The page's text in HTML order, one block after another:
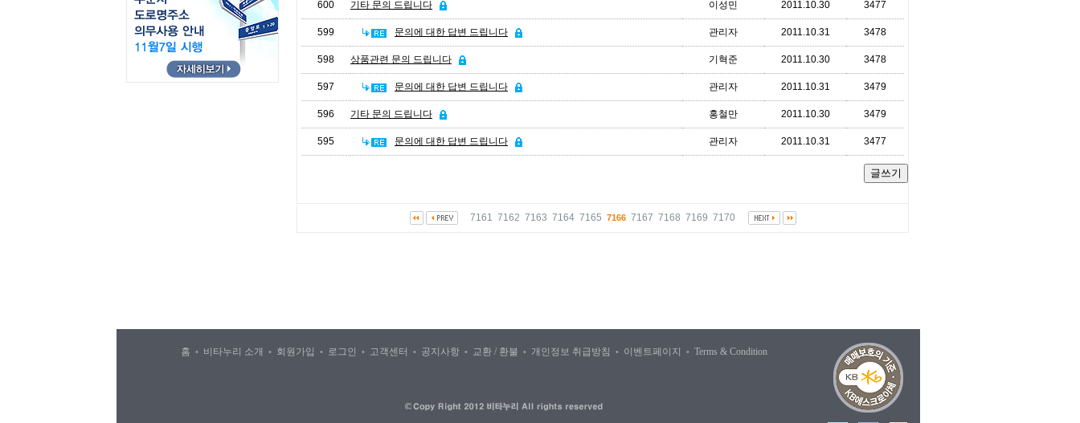
600 기타 문의 드립니다 이성민 2011.10.30 3477
599 문의에 대한 답변 드립니다 관리자 2011.10.31 3478
598 상품관련 문의 드립니다 기혁준 2011.10.30 3478
597 문의에 대한 답변 드립니다 관리자 2011.10.31 3479
596 기타 문의 드립니다 홍철만 2011.10.30 3479
595 문의에 대한 답변 드립니다 관리자 2011.10.31 3477
글쓰기
7161 7162 7163 7164 7165 7166 7167 7168 7169 7170
홈 • 비타누리 소개 • 회원가입 • 로그인 • 고객센터 • 공지사항 • 교환 / 환불 • 개인정보 취급방침 • 이벤트페이지 • Terms & Condition